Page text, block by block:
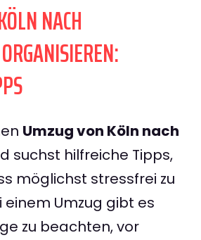
NACH
Umzug von Köln nach
suchst hilfreiche Tipps,
möglichst stressfrei zu
Umzug gibt es
zu beachten, vor